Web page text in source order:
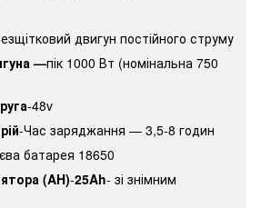
двигун постійного струму
—пік 1000 Вт (номінальна 750
-48v
-Час заряджання — 3,5-8 годин
батарея 18650
(AH)-25Ah- зі знімним